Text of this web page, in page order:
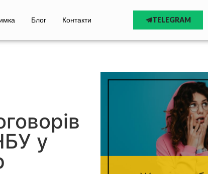
Блог Контакти TELEGRAM
у